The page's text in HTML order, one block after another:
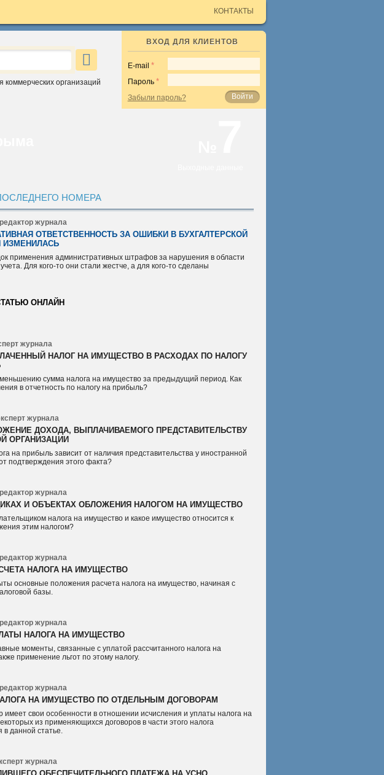
КОНТАКТЫ
коммерческих организаций
ВХОД ДЛЯ КЛИЕНТОВ
E-mail
Пароль
Войти
Забыли пароль?
НОМЕРА
журнала
ОТВЕТСТВЕННОСТЬ ЗА ОШИБКИ В БУХГАЛТЕРСКОЙ
ИЗМЕНИЛАСЬ
применения административных штрафов за нарушения в области
учета. Для кого-то они стали жестче, а для кого-то сделаны
ОНЛАЙН
журнала
НАЛОГ НА ИМУЩЕСТВО В РАСХОДАХ ПО НАЛОГУ
сумма налога на имущество за предыдущий период. Как
в отчетность по налогу на прибыль?
журнала
ДОХОДА, ВЫПЛАЧИВАЕМОГО ПРЕДСТАВИТЕЛЬСТВУ
ОРГАНИЗАЦИИ
на прибыль зависит от наличия представительства у иностранной
подтверждения этого факта?
журнала
И ОБЪЕКТАХ ОБЛОЖЕНИЯ НАЛОГОМ НА ИМУЩЕСТВО
налога на имущество и какое имущество относится к
этим налогом?
журнала
НАЛОГА НА ИМУЩЕСТВО
основные положения расчета налога на имущество, начиная с
базы.
журнала
НАЛОГА НА ИМУЩЕСТВО
моменты, связанные с уплатой рассчитанного налога на
применение льгот по этому налогу.
журнала
НА ИМУЩЕСТВО ПО ОТДЕЛЬНЫМ ДОГОВОРАМ
имеет свои особенности в отношении исчисления и уплаты налога на
из применяющихся договоров в части этого налога
в данной статье.
журнала
НОМЕР
вам журнал и